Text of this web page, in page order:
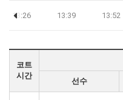
13:26 13:39 13:52
코트
시간
선수